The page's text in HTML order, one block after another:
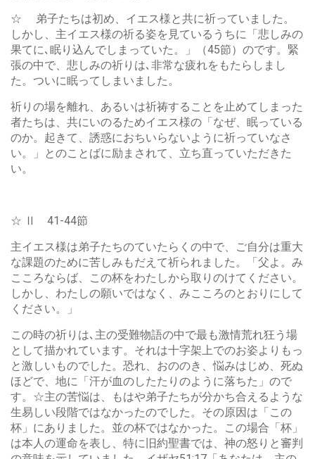
☆ 弟子たちは初め、イエス様と共に祈っていました。
しかし、主イエス様の祈る姿を見ているうちに「悲しみの
果てに､眠り込んでしまっていた。」（45節）のです。緊
張の中で、悲しみの祈りは､非常な疲れをもたらしまし
た。ついに眠ってしまいました。
祈りの場を離れ、あるいは祈祷することを止めてしまった
者たちは、共にいのるためイエス様の「なぜ、眠っている
のか。起きて、誘惑におちいらないように祈っていなさ
い。」とのことばに励まされて、立ち直っていただきた
い。
☆ Ⅱ 41-44節
主イエス様は弟子たちのていたらくの中で、ご自分は重大
な課題のために苦しみもだえて祈られました。「父よ。み
こころならば、この杯をわたしから取りのけてください。
しかし、わたしの願いではなく、みこころのとおりにして
ください。」
この時の祈りは､主の受難物語の中で最も激情荒れ狂う場
として描かれています。それは十字架上でのお姿よりもっ
と激しいものでした。恐れ、おののき、悩みはじめ、死ぬ
ほどで、地に「汗が血のしたたりのように落ちた」ので
す。☆主の苦悩は、もはや弟子たちが分かち合えるような
生易しい段階ではなかったのでした。その原因は「この
杯」にありました。並の杯ではなかった。この場合「杯」
は本人の運命を表し、特に旧約聖書では、神の怒りと審判